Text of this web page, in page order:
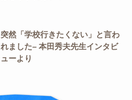
突然「学校行きたくない」と言わ
れました– 本田秀夫先生インタビ
ューより